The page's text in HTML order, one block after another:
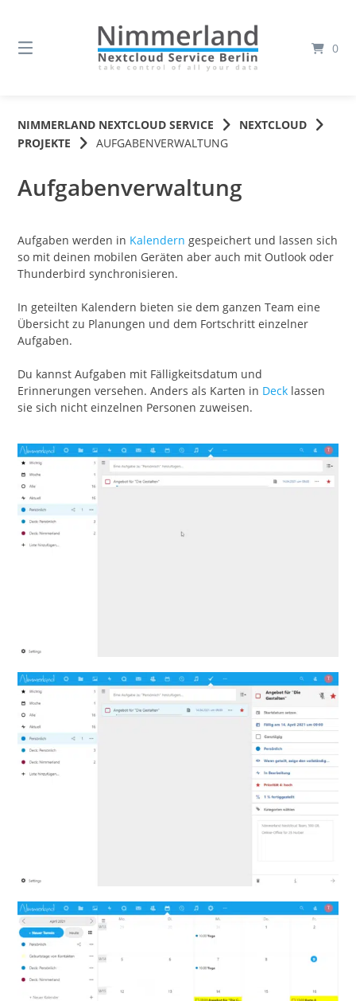
Inhalt
0
NIMMERLAND NEXTCLOUD SERVICE
NEXTCLOUD
PROJEKTE
AUFGABENVERWALTUNG
Aufgabenverwaltung
Aufgaben werden in Kalendern gespeichert und lassen sich
so mit deinen mobilen Geräten aber auch mit Outlook oder
Thunderbird synchronisieren.
In geteilten Kalendern bieten sie dem ganzen Team eine
Übersicht zu Planungen und dem Fortschritt einzelner
Aufgaben.
Du kannst Aufgaben mit Fälligkeitsdatum und
Erinnerungen versehen. Anders als Karten in Deck lassen
sie sich nicht einzelnen Personen zuweisen.